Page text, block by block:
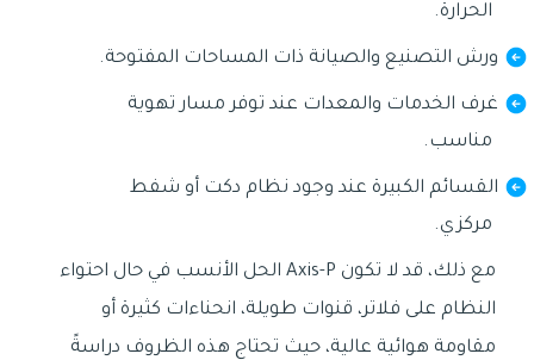
الحرارة.
ورش التصنيع والصيانة ذات المساحات المفتوحة.
غرف الخدمات والمعدات عند توفر مسار تهوية
مناسب.
القسائم الكبيرة عند وجود نظام دكت أو شفط
مركزي.
مع ذلك، قد لا تكون Axis-P الحل الأنسب في حال احتواء
النظام على فلاتر، قنوات طويلة، انحناءات كثيرة أو
مقاومة هوائية عالية، حيث تحتاج هذه الظروف دراسةً